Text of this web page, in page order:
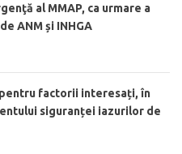
al MMAP, ca urmare a
ANM și INHGA
factorii interesați, în
siguranței iazurilor de